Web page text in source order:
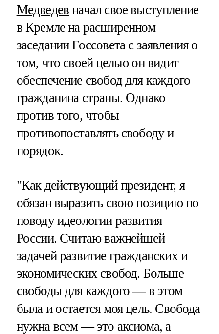
Медведев начал свое выступление
в Кремле на расширенном
заседании Госсовета с заявления о
том, что своей целью он видит
обеспечение свобод для каждого
гражданина страны. Однако
против того, чтобы
противопоставлять свободу и
порядок.
"Как действующий президент, я
обязан выразить свою позицию по
поводу идеологии развития
России. Считаю важнейшей
задачей развитие гражданских и
экономических свобод. Больше
свободы для каждого — в этом
была и остается моя цель. Свобода
нужна всем — это аксиома, а